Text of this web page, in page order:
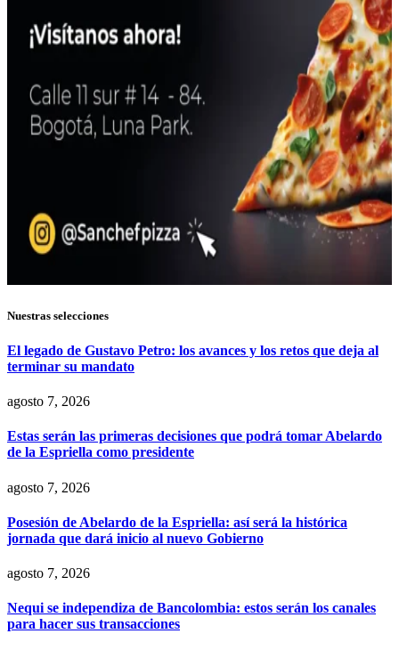
Nuestras selecciones
El legado de Gustavo Petro: los avances y los retos que deja al
terminar su mandato
agosto 7, 2026
Estas serán las primeras decisiones que podrá tomar Abelardo
de la Espriella como presidente
agosto 7, 2026
Posesión de Abelardo de la Espriella: así será la histórica
jornada que dará inicio al nuevo Gobierno
agosto 7, 2026
Nequi se independiza de Bancolombia: estos serán los canales
para hacer sus transacciones